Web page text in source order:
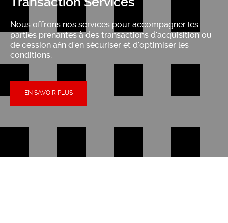
Nous offrons nos services pour accompagner les
parties prenantes à des transactions d'acquisition ou
de cession afin d'en sécuriser et d'optimiser les
conditions.
EN SAVOIR PLUS